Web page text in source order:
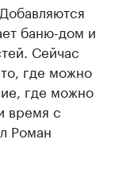
баню-дом и
Сейчас
где можно
где можно
время с
Роман